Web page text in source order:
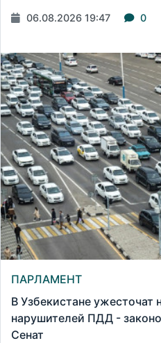
06.08.2026 19:47 0
ПАРЛАМЕНТ
В Узбекистане ужесточат
нарушителей ПДД -
Сенат